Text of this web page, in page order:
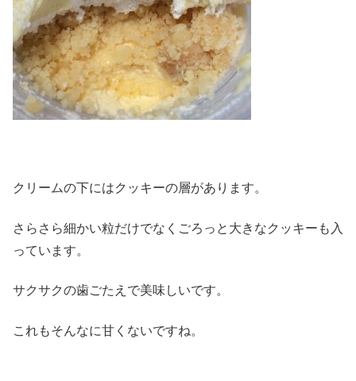
クリームの下にはクッキーの層があります。
さらさら細かい粒だけでなくごろっと大きなクッキーも入
っています。
サクサクの歯ごたえで美味しいです。
これもそんなに甘くないですね。